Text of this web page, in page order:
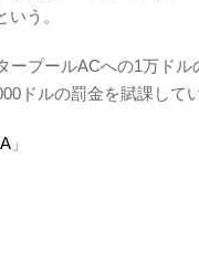
う。
ープールACへの1万ドル
ドルの罰金を賦課して
」